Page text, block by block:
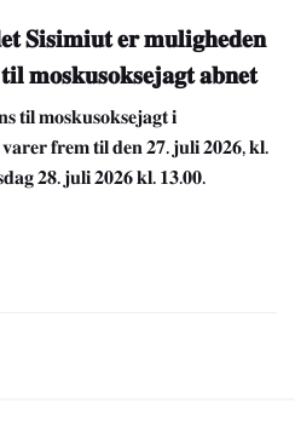
𝐒𝐢𝐬𝐢𝐦𝐢𝐮𝐭 𝐞𝐫 𝐦𝐮𝐥𝐢𝐠𝐡𝐞𝐝𝐞𝐧
𝐦𝐨𝐬𝐤𝐮𝐬𝐨𝐤𝐬𝐞𝐣𝐚𝐠𝐭 𝐚𝐛𝐧𝐞𝐭
𝐭𝐢𝐥 𝐦𝐨𝐬𝐤𝐮𝐬𝐨𝐤𝐬𝐞𝐣𝐚𝐠𝐭 𝐢
𝐟𝐫𝐞𝐦 𝐭𝐢𝐥 𝐝𝐞𝐧 𝟐𝟕. 𝐣𝐮𝐥𝐢 𝟐𝟎𝟐𝟔, 𝐤𝐥.
𝟐𝟖. 𝐣𝐮𝐥𝐢 𝟐𝟎𝟐𝟔 𝐤𝐥. 𝟏𝟑.𝟎𝟎.